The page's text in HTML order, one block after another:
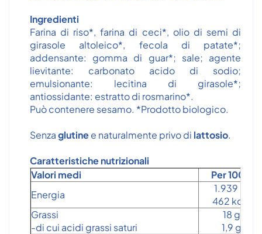
Ingredienti
Farina di riso*, farina di ceci*, olio di semi di
girasole altoleico*, fecola di patate*;
addensante: gomma di guar*; sale; agente
lievitante: carbonato acido di sodio;
emulsionante: lecitina di girasole*;
antiossidante: estratto di rosmarino*.
Può contenere sesamo. *Prodotto biologico.
Senzaglutinee naturalmente privo di lattosio.
Caratteristiche nutrizionali
Valori medi
Per 100 g
Energia
1.939 kJ
462 kcal
Grassi
-di cui acidi grassi saturi
18 g
1,9 g